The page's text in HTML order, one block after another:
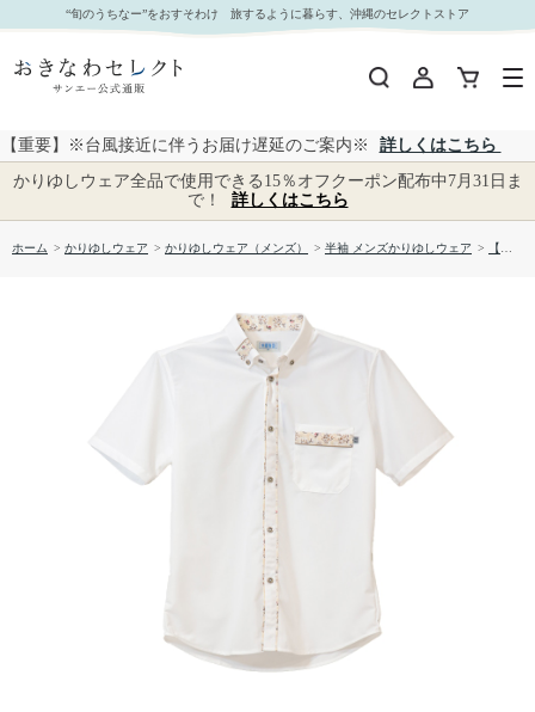
【送料無料】 衿はみ出しライン柄かりゆしウェア P-SAT1806｜おきなわセレクト サンエー公式
通販
“旬のうちなー”をおすそわけ 旅するように暮らす、沖縄のセレクトストア
【重要】※台風接近に伴うお届け遅延のご案内※
詳しくはこちら
かりゆしウェア全品で使用できる15％オフクーポン配布中7月31日ま
で！
詳しくはこちら
ホーム > かりゆしウェア > かりゆしウェア（メンズ） > 半袖 メンズかりゆしウェア > 【送料無料】 衿はみ出しライン柄かりゆしウェア P-SAT1806